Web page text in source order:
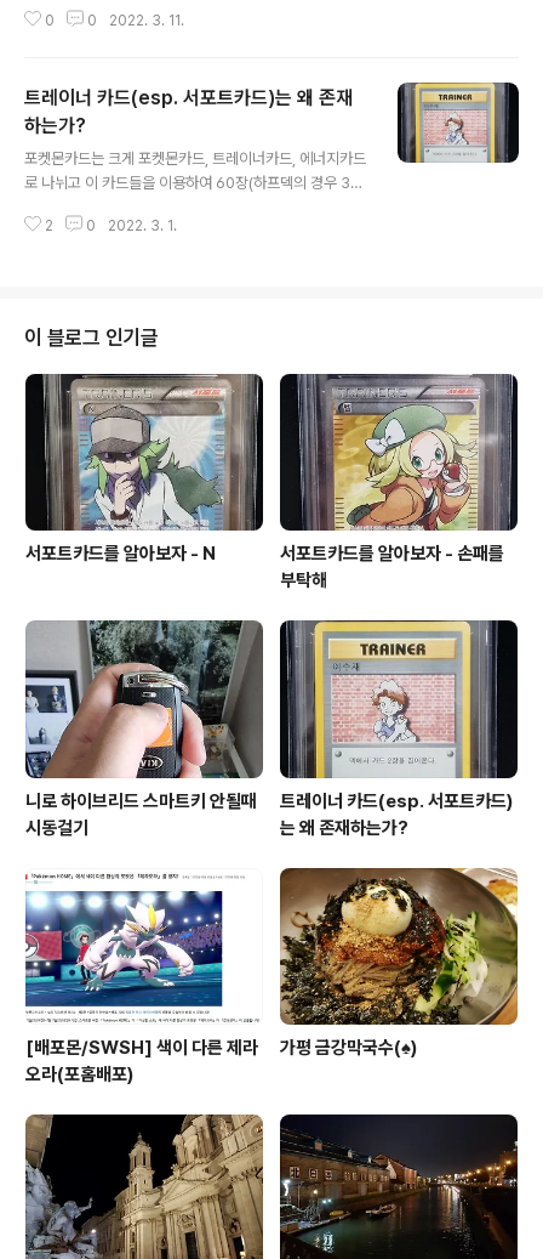
사용할 수 없는 상황도 발생하지요. 그래도 주로 초중반 빌
게임보이로 입문했겠지만, 20대 언저리의 독자라면 포켓
어 역대 최고의 작품성을 가진 시리즈라 평가받는 5세대
블랙/화이트 혹은 블랙2/화이트2로 입문을 했을겁니다. 모
든 포켓몬을 해방시키겠다는 플라즈마단 게치스에게 놀아
나는 듯 하지만 사실은 N의 이상(혹은 진실)이 그와 플라즈
마단을 이끈다고 봐야겠죠. 나름대로 그만의 세계관에 대
해서 탐구하고 고민하는 사춘기 소년의 모습을 보이는데
0 0 2022. 3. 11.
트레이너 카드(esp. 서포트카드)는 왜 존재
하는가?
포켓몬카드는 크게 포켓몬카드, 트레이너카드, 에너지카드
로 나뉘고 이 카드들을 이용하여 60장(하프덱의 경우 30
을 쓰러트릴 때마다 1장에서 3장의 프라이즈를 획득하며,
본 분들이라면 상당히 익숙할 텐데요, 본가게임에서 6마리
의 포켓몬으로 대전을 하는데, 상대방의 6마리의 포켓몬을
모두 쓰러트리면 승리합니다. 이 과정에서 회복하는 아이
템을 사용한다거나, 뭔가 도움이 되는 장비를 포켓몬에게
지니게 하기도 하죠. 트레이너 카드는 이렇게 장비 혹은 아
이템의 사용을 카드게임으로 구현한..
2 0 2022. 3. 1.
이 블로그 인기글
서포트카드를 알아보자 - N
서포트카드를 알아보자 - 손패를
부탁해
니로 하이브리드 스마트키 안될때
시동걸기
트레이너 카드(esp. 서포트카드)
는 왜 존재하는가?
[배포몬/SWSH] 색이 다른 제라
오라(포홈배포)
가평 금강막국수(♠)